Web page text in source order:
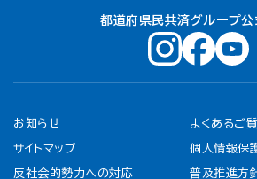
都道府県民共済グループ公
お知らせ よくあるご
サイトマップ 個人情報保
反社会的勢力への対応 普及推進方